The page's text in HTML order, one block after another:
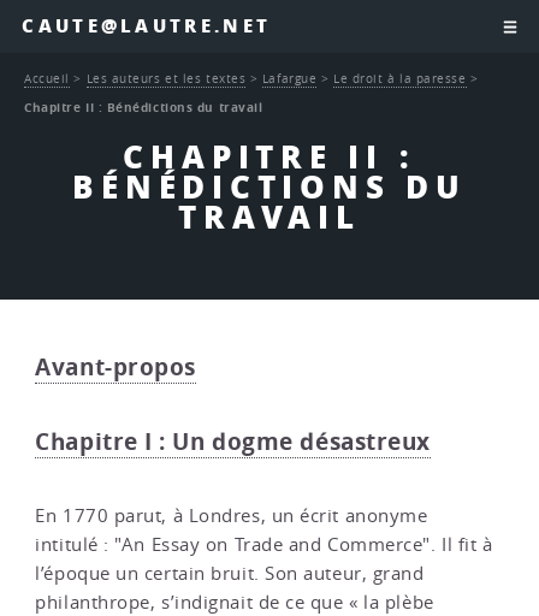
CAUTE@LAUTRE.NET
CHAPITRE II :
BÉNÉDICTIONS DU
TRAVAIL
Accueil > Les auteurs et les textes > Lafargue > Le droit à la paresse >
Chapitre II : Bénédictions du travail
Avant-propos
Chapitre I : Un dogme désastreux
En 1770 parut, à Londres, un écrit anonyme
intitulé : "An Essay on Trade and Commerce". Il fit à
l’époque un certain bruit. Son auteur, grand
philanthrope, s’indignait de ce que « la plèbe